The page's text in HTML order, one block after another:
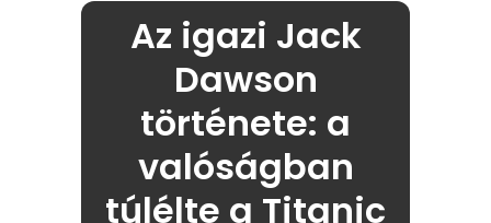
Az igazi Jack
Dawson
története: a
valóságban
túlélte a Titanic